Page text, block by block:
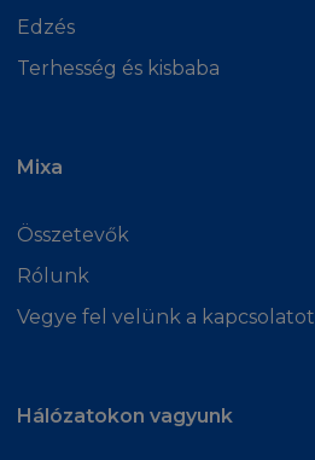
Edzés
Terhesség és kisbaba
Mixa
Összetevők
Rólunk
Vegye fel velünk a kapcsolatot
Hálózatokon vagyunk